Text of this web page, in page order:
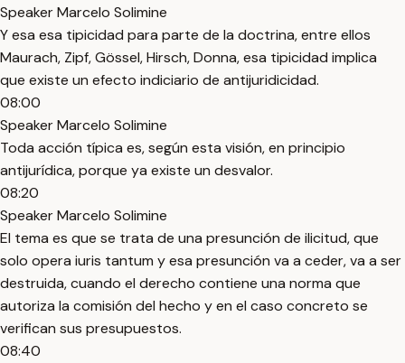
Speaker Marcelo Solimine
Y esa esa tipicidad para parte de la doctrina, entre ellos
Maurach, Zipf, Gössel, Hirsch, Donna, esa tipicidad implica
que existe un efecto indiciario de antijuridicidad.
08:00
Speaker Marcelo Solimine
Toda acción típica es, según esta visión, en principio
antijurídica, porque ya existe un desvalor.
08:20
Speaker Marcelo Solimine
El tema es que se trata de una presunción de ilicitud, que
solo opera iuris tantum y esa presunción va a ceder, va a ser
destruida, cuando el derecho contiene una norma que
autoriza la comisión del hecho y en el caso concreto se
verifican sus presupuestos.
08:40